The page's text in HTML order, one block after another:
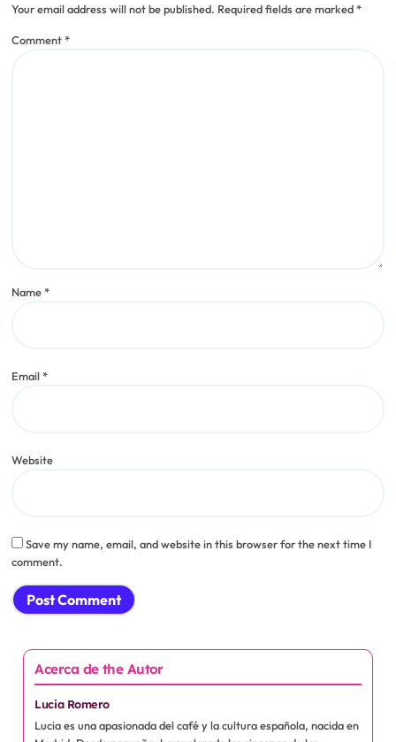
Your email address will not be published. Required fields are marked*
Comment*
Name*
Email*
Website
Save my name, email, and website in this browser for the next time I
comment.
Acerca de the Autor
Lucia Romero
Lucia es una apasionada del café y la cultura española, nacida en